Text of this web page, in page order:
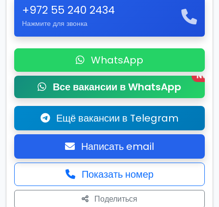
+972 55 240 2434
Нажмите для звонка
WhatsApp
Все вакансии в WhatsApp
New
Ещё вакансии в Telegram
Написать email
Показать номер
Поделиться